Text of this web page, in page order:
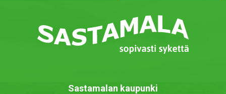
Sastamalan kaupunki